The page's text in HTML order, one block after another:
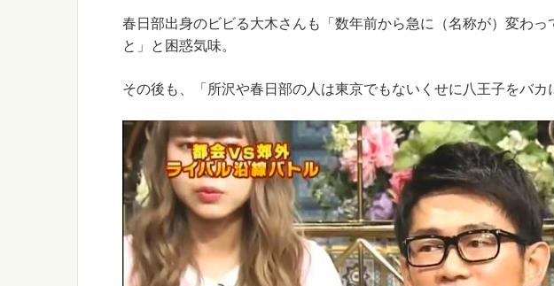
春日部出身のビビる大木さんも「数年前から急に（名称が）変わっ
と」と困惑気味。
その後も、「所沢や春日部の人は東京でもないくせに八王子をバカ